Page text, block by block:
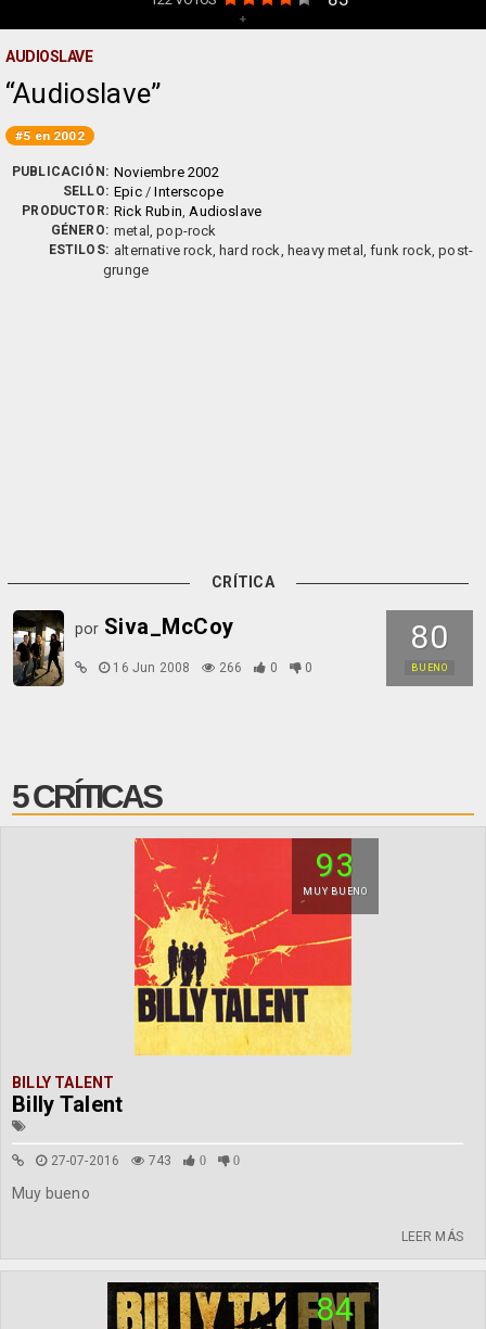
+
AUDIOSLAVE
Audioslave
#5 en 2002
PUBLICACIÓN: Noviembre 2002
SELLO: Epic/Interscope
PRODUCTOR: Rick Rubin,Audioslave
GÉNERO: metal, pop-rock
ESTILOS: alternative rock, hard rock, heavy metal, funk rock, post-
grunge
CRÍTICA
80
BUENO
por Siva_McCoy
16 Jun 2008 266 0 0
5 CRÍTICAS
93
MUY BUENO
BILLY TALENT
Billy Talent
27-07-2016 743 0 0
Muy bueno
LEER MÁS
84